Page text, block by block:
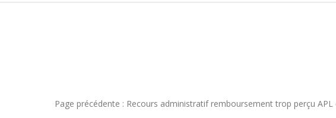
Page précédente : Recours administratif remboursement trop perçu APL